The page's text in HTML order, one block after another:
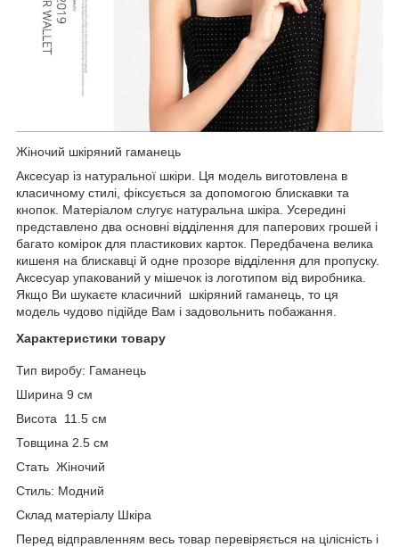
Жіночий шкіряний гаманець
Аксесуар із натуральної шкіри. Ця модель виготовлена в
класичному стилі, фіксується за допомогою блискавки та
кнопок. Матеріалом слугує натуральна шкіра. Усередині
представлено два основні відділення для паперових грошей і
багато комірок для пластикових карток. Передбачена велика
кишеня на блискавці й одне прозоре відділення для пропуску.
Аксесуар упакований у мішечок із логотипом від виробника.
Якщо Ви шукаєте класичний шкіряний гаманець, то ця
модель чудово підійде Вам і задовольнить побажання.
Характеристики товару
Тип виробу: Гаманець
Ширина 9 см
Висота 11.5 см
Товщина 2.5 см
Стать Жіночий
Стиль: Модний
Склад матеріалу Шкіра
Перед відправленням весь товар перевіряється на цілісність і